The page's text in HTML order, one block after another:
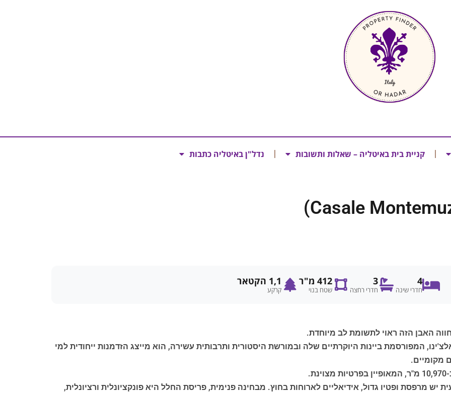
קניית בית באיטליה – שאלות ותשובות נדל"ן באיטליה כתבות
4
חדרי שינה
3
חדרי רחצה
412 מ"ר
שטח בנוי
1,1 הקטאר
קרקע
המפורסמת ביינות היוקרתיים שלה ובמורשת היסטורית ותרבותית עשירה, הוא מייצג הזדמנות ייחודית למי
מקומיים.
מרפסת ופטיו גדול, אידיאליים לארוחות בחוץ. מבחינה פנימית, פריסת החלל היא פונקציונלית ורציונלית,